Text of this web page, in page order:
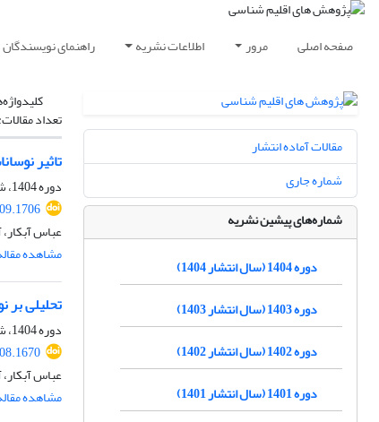
صفحه اصلی مرور اطلاعات نشریه راهنمای نویسندگان
تعداد مقالات:
تاثیر
دوره 1404، شماره 63، پاییز 1404، صفحه
عباس آبکار،
مشاهده
تحلیلی بر
دوره 1404، شماره 62، پاییز 1404، صفحه
عباس آبکار،
مشاهده
مقالات آماده انتشار
شماره جاری
شماره‌های پیشین نشریه
دوره 1404 (سال انتشار 1404)
دوره 1403 (سال انتشار 1403)
دوره 1402 (سال انتشار 1402)
دوره 1401 (سال انتشار 1401)